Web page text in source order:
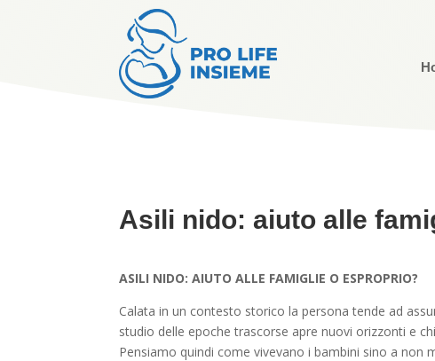
Asili nido: aiuto alle
ASILI NIDO: AIUTO ALLE FAMIGLIE O ESPROPRIO?
Calata in un contesto storico la persona tende ad
studio delle epoche trascorse apre nuovi orizzonti e
Pensiamo quindi come vivevano i bambini sino a non